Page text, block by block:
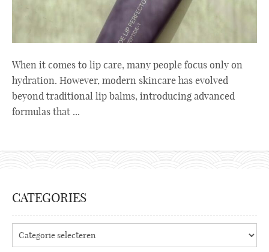
When it comes to lip care, many people focus only on
hydration. However, modern skincare has evolved
beyond traditional lip balms, introducing advanced
formulas that ...
CATEGORIES